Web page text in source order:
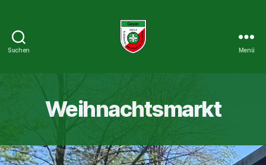
Suchen
1927
e.V.
Menü
Weihnachtsmarkt